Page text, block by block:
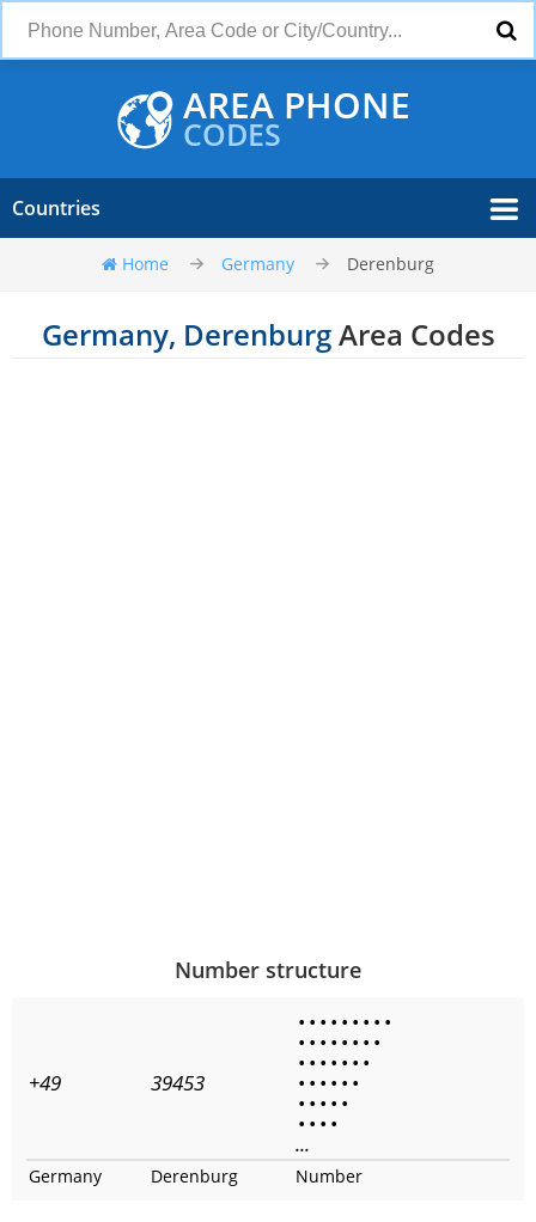
AREA PHONE
CODES
Countries
Home Germany Derenburg
Germany, DerenburgArea Codes
Number structure
+49 39453
• • • • • • • • •
• • • • • • • •
• • • • • • •
• • • • • •
• • • • •
• • • •
...
Germany Derenburg Number